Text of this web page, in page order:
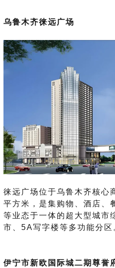
乌鲁木齐徕远广场
徕远广场位于乌鲁木齐核心
平方米，是集购物、酒店、
等业态于一体的超大型城市
市、5A写字楼等多功能分区
伊宁市新欧国际城二期尊誉